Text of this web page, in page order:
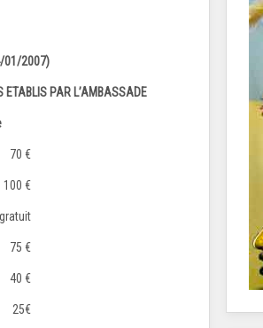
2007)
ETABLIS PAR L’AMBASSADE
70 €
100 €
gratuit
75 €
40 €
25€